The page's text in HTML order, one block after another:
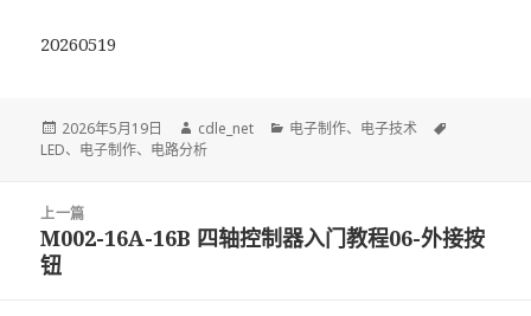
20260519
发
布
2026年5月19日
作
者
cdle_net
分
电子制作、 电子技术
LED、 电子制作、 电路分析
上一篇
上
篇
M002-16A-16B 四轴控制器入门教程06-外接按
钮